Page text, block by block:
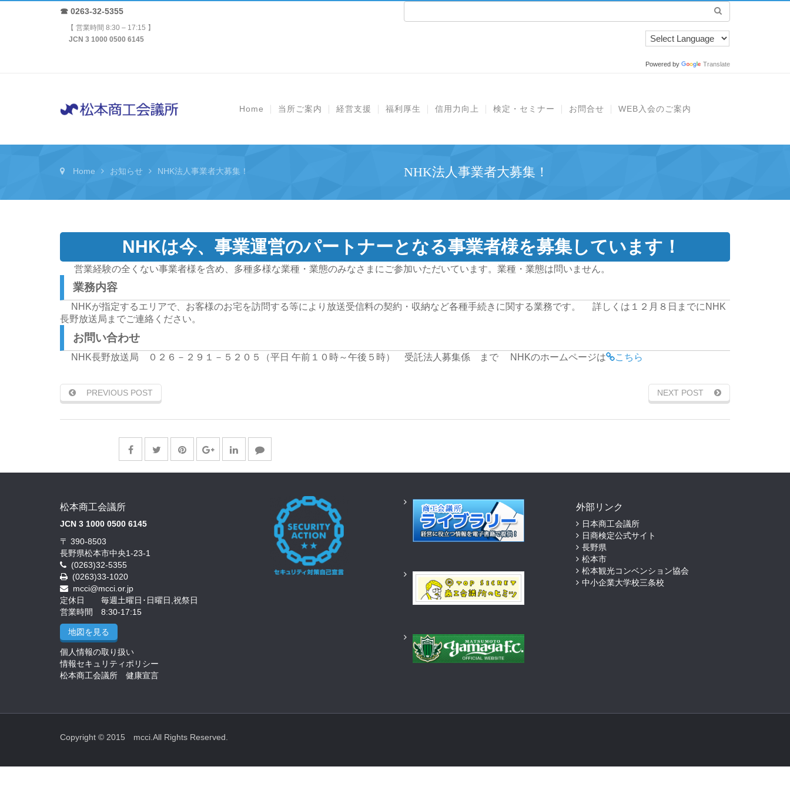
☎ 0263-32-5355
【 営業時間 8:30 – 17:15 】
JCN 3 1000 0500 6145
Powered by Translate
Home 当所ご案内 経営支援 福利厚生 信用力向上 検定・セミナー お問合せ WEB入会のご案内
Home お知らせ NHK法人事業者大募集！ NHK法人事業者大募集！
NHKは今、事業運営のパートナーとなる事業者様を募集しています！
営業経験の全くない事業者様を含め、多種多様な業種・業態のみなさまにご参加いただいています。業種・業態は問いません。
業務内容
NHKが指定するエリアで、お客様のお宅を訪問する等により放送受信料の契約・収納など各種手続きに関する業務です。
詳しくは１２月８日までにNHK
長野放送局までご連絡ください。
お問い合わせ
NHK長野放送局 ０２６－２９１－５２０５（平日 午前１０時～午後５時） 受託法人募集係 まで NHKのホームページは こちら
PREVIOUS POST NEXT POST
松本商工会議所
JCN 3 1000 0500 6145
〒 390-8503
長野県松本市中央1-23-1
(0263)32-5355
(0263)33-1020
mcci@mcci.or.jp
定休日 毎週土曜日･日曜日,祝祭日
営業時間 8:30-17:15
地図を見る
個人情報の取り扱い
情報セキュリティポリシー
松本商工会議所 健康宣言
外部リンク
日本商工会議所
日商検定公式サイト
長野県
松本市
松本観光コンベンション協会
中小企業大学校三条校
Copyright © 2015 mcci.All Rights Reserved.